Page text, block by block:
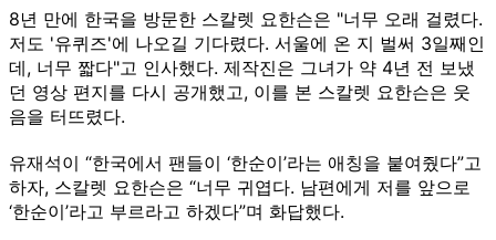
8년 만에 한국을 방문한 스칼렛 요한슨은 "너무 오래 걸렸다.
저도 '유퀴즈'에 나오길 기다렸다. 서울에 온 지 벌써 3일째인
데, 너무 짧다"고 인사했다. 제작진은 그녀가 약 4년 전 보냈
던 영상 편지를 다시 공개했고, 이를 본 스칼렛 요한슨은 웃
음을 터뜨렸다.
유재석이 “한국에서 팬들이 ‘한순이’라는 애칭을 붙여줬다”고
하자, 스칼렛 요한슨은 “너무 귀엽다. 남편에게 저를 앞으로
‘한순이’라고 부르라고 하겠다”며 화답했다.